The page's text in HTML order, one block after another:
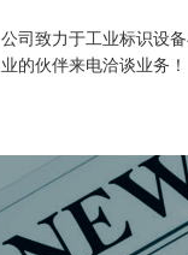
公司致力于工业标识设
业的伙伴来电洽谈业务！